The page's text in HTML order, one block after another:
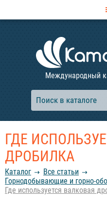
Международный
ГДЕ
ДРОБИЛКА
Каталог
Все статьи
Горнодобывающие и горно-
Где используется валковая